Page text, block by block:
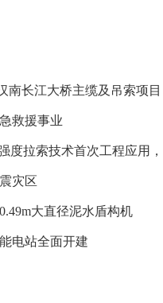
南长江大桥主缆及吊索项目
救援事业
度拉索技术首次工程应用
灾区
大直径泥水盾构机
电站全面开建